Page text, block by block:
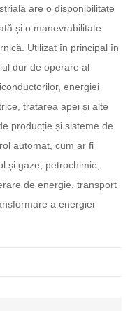
are o disponibilitate
și o manevrabilitate
Utilizat în principal în
dur de operare al
energiei
tratarea apei și alte
producție și sisteme de
automat, cum ar fi
și gaze, petrochimie,
de energie, transport
a energiei